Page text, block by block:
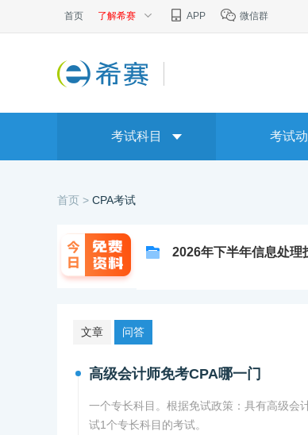
首页 了解希赛 APP 微信群
考试科目 考试
首页 > CPA考试
2026年下半年信息处理
文章 问答
高级会计师免考CPA哪一门
一个专长科目。根据免试政策：具有高级会
试1个专长科目的考试。